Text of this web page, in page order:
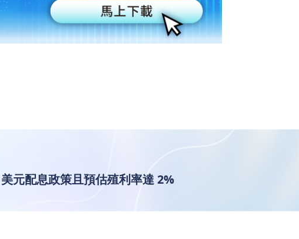
元配息政策且預估殖利率達 2%